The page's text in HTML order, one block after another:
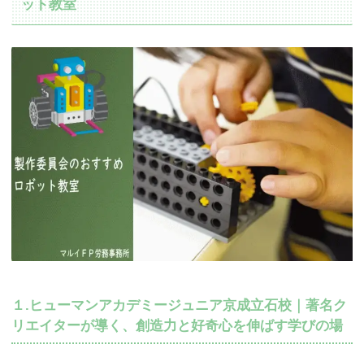
ット教室
１.ヒューマンアカデミージュニア京成立石校｜著名ク
リエイターが導く、創造力と好奇心を伸ばす学びの場